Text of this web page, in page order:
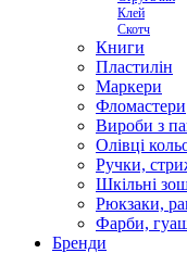
Клей
Скотч
Книги
Пластилін
Маркери
Фломастери
Вироби з
Олівці
Ручки,
Шкільні
Рюкзаки,
Фарби,
Бренди